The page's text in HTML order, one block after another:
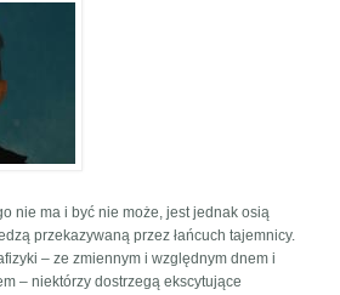
nie ma i być nie może, jest jednak osią
przekazywaną przez łańcuch tajemnicy.
– ze zmiennym i względnym dnem i
– niektórzy dostrzegą ekscytujące